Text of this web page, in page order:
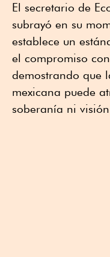
El secretario de
subrayó en su
establece un
el compromiso
demostrando que
mexicana puede
soberanía ni